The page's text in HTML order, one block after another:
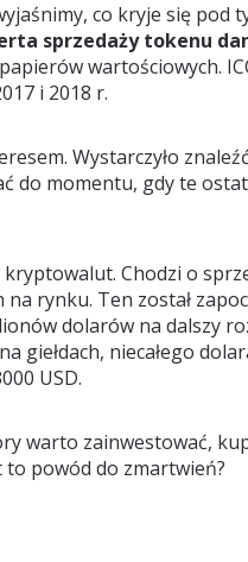
co kryje się pod
sprzedaży tokenu
wartościowych.
i 2018 r.
Wystarczyło
do momentu, gdy te
Chodzi o
rynku. Ten został
dolarów na dalszy
giełdach, niecałego
USD.
warto zainwestować,
to powód do zmartwień?